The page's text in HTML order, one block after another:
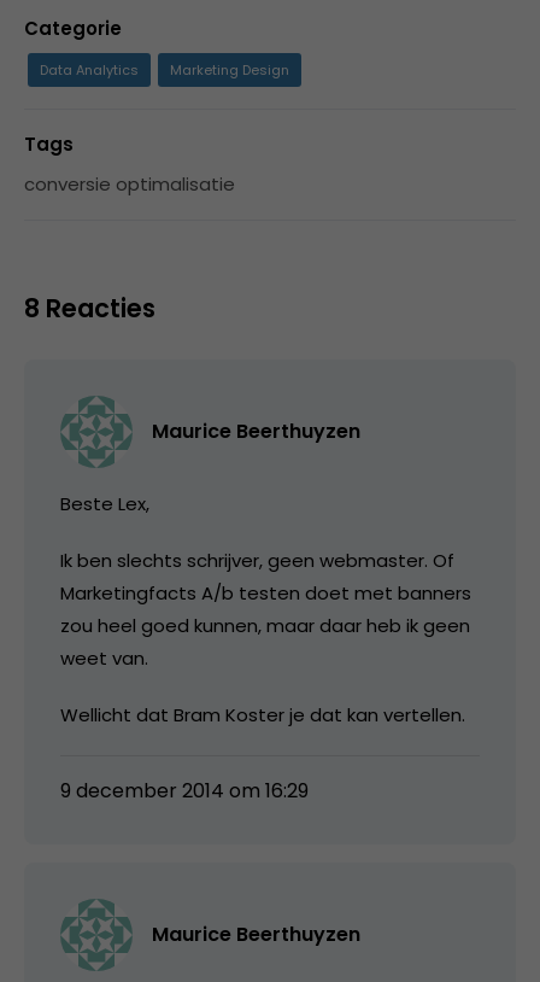
Categorie
Data Analytics Marketing Design
Tags
conversie optimalisatie
8 Reacties
Maurice Beerthuyzen
Beste Lex,
Ik ben slechts schrijver, geen webmaster. Of
Marketingfacts A/b testen doet met banners
zou heel goed kunnen, maar daar heb ik geen
weet van.
Wellicht dat Bram Koster je dat kan vertellen.
9 december 2014 om 16:29
Maurice Beerthuyzen